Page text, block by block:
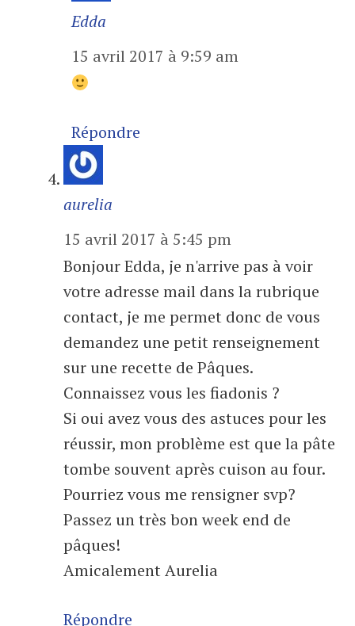
Edda
15 avril 2017 à 9:59 am
Répondre
aurelia
15 avril 2017 à 5:45 pm
Bonjour Edda, je n'arrive pas à voir
votre adresse mail dans la rubrique
contact, je me permet donc de vous
demandez une petit renseignement
sur une recette de Pâques.
Connaissez vous les fiadonis ?
Si oui avez vous des astuces pour les
réussir, mon problème est que la pâte
tombe souvent après cuison au four.
Pourriez vous me rensigner svp?
Passez un très bon week end de
pâques!
Amicalement Aurelia
Répondre